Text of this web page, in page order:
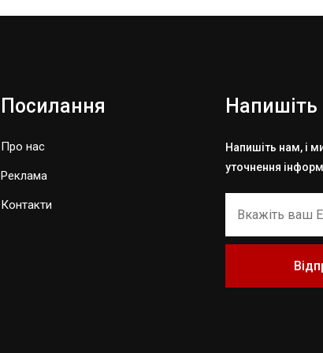
Посилання
Про нас
Реклама
Контакти
Напишіть нам, і
уточнення